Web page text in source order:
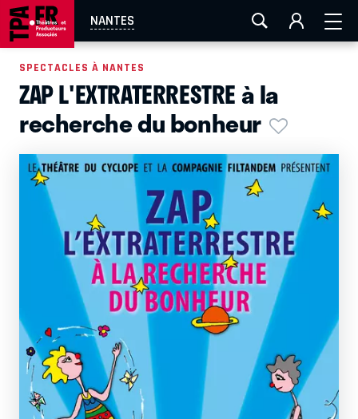
NANTES
AIX-MARSEILLE AURAY LA ROCHELLE
EN TOURNÉE
SPECTACLES À NANTES
ZAP L'EXTRATERRESTRE à la
recherche du bonheur